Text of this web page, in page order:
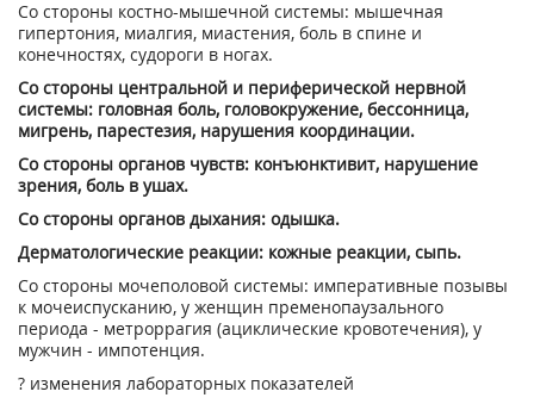
Со стороны костно-мышечной системы: мышечная
гипертония, миалгия, миастения, боль в спине и
конечностях, судороги в ногах.
Со стороны центральной и периферической нервной
системы: головная боль, головокружение, бессонница,
мигрень, парестезия, нарушения координации.
Со стороны органов чувств: конъюнктивит, нарушение
зрения, боль в ушах.
Со стороны органов дыхания: одышка.
Дерматологические реакции: кожные реакции, сыпь.
Со стороны мочеполовой системы: императивные позывы
к мочеиспусканию, у женщин пременопаузального
периода - метроррагия (ациклические кровотечения), у
мужчин - импотенция.
? изменения лабораторных показателей